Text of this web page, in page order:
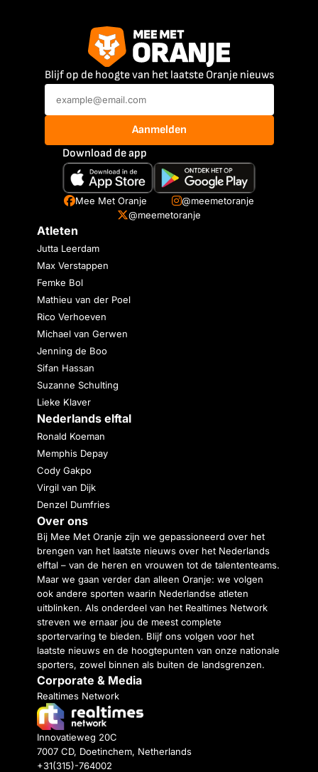
Blijf op de hoogte van het laatste Oranje nieuws
Aanmelden
Download de app
Mee Met Oranje
@meemetoranje
@meemetoranje
Atleten
Jutta Leerdam
Max Verstappen
Femke Bol
Mathieu van der Poel
Rico Verhoeven
Michael van Gerwen
Jenning de Boo
Sifan Hassan
Suzanne Schulting
Lieke Klaver
Nederlands elftal
Ronald Koeman
Memphis Depay
Cody Gakpo
Virgil van Dijk
Denzel Dumfries
Over ons
Bij Mee Met Oranje zijn we gepassioneerd over het
brengen van het laatste nieuws over het Nederlands
elftal – van de heren en vrouwen tot de talententeams.
Maar we gaan verder dan alleen Oranje: we volgen
ook andere sporten waarin Nederlandse atleten
uitblinken. Als onderdeel van het Realtimes Network
streven we ernaar jou de meest complete
sportervaring te bieden. Blijf ons volgen voor het
laatste nieuws en de hoogtepunten van onze nationale
sporters, zowel binnen als buiten de landsgrenzen.
Corporate & Media
Realtimes Network
Innovatieweg 20C
7007 CD, Doetinchem, Netherlands
+31(315)-764002